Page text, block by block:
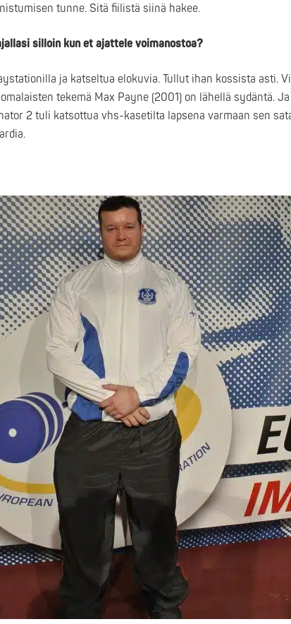
tunne. Sitä fiilistä siinä hakee.
silloin kun et ajattele voimanostoa?
ja katseltua elokuvia. Tullut ihan kossista asti.
tekemä Max Payne (2001) on lähellä sydäntä.
2 tuli katsottua vhs-kasetilta lapsena varmaan sen